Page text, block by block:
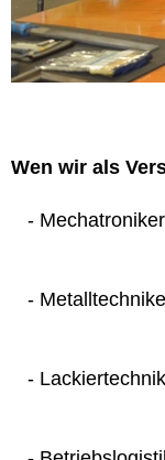
Wen wir als
-
-
-